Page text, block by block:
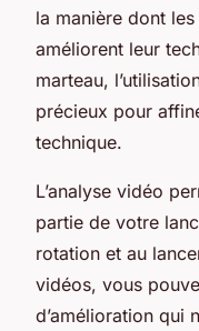
la manière dont les
améliorent leur
marteau,
précieux pour
technique.
L’analyse vidéo
partie de votre
rotation et au
vidéos, vous
d’amélioration qui